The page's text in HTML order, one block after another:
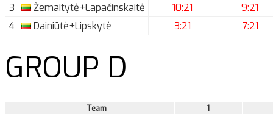
3
Žemaitytė+Lapačinskaitė 10:21
9:21
4
Dainiūtė+Lipskytė 3:21 7:21
GROUP D
Team 1